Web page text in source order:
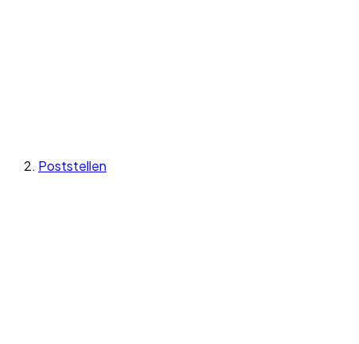
Poststellen